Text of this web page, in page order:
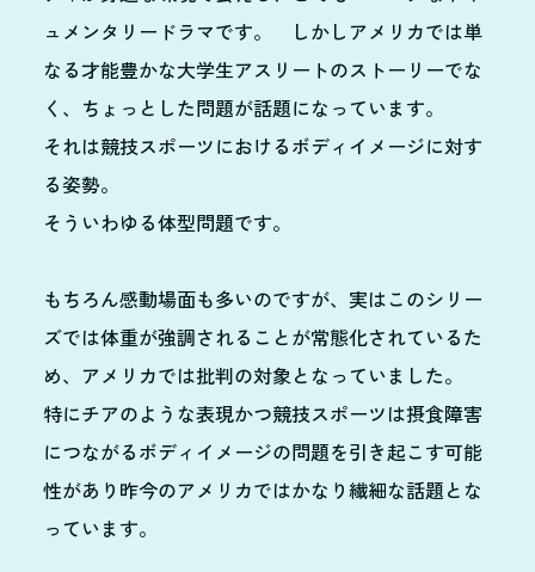
ュメンタリードラマです。 しかしアメリカでは単
なる才能豊かな大学生アスリートのストーリーでな
く、ちょっとした問題が話題になっています。
それは競技スポーツにおけるボディイメージに対す
る姿勢。
そういわゆる体型問題です。
もちろん感動場面も多いのですが、実はこのシリー
ズでは体重が強調されることが常態化されているた
め、アメリカでは批判の対象となっていました。
特にチアのような表現かつ競技スポーツは摂食障害
につながるボディイメージの問題を引き起こす可能
性があり昨今のアメリカではかなり繊細な話題とな
っています。